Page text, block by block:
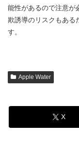
能性があるので注意が
欺誘導のリスクもある
す。
Apple Water
X